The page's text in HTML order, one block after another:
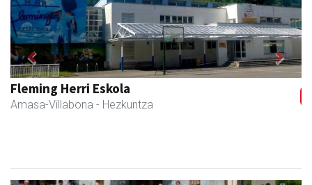
Fleming Herri Eskola
Amasa-Villabona - Hezkuntza
Previous Next